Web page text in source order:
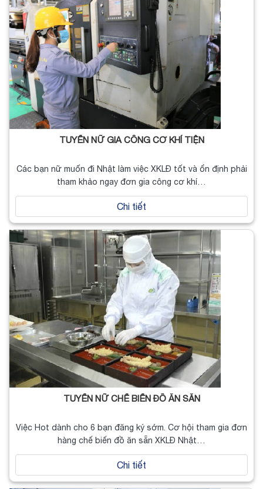
TUYỂN NỮ GIA CÔNG CƠ KHÍ TIỆN
Các bạn nữ muốn đi Nhật làm việc XKLĐ tốt và ổn định phải
tham khảo ngay đơn gia công cơ khí…
Chi tiết
TUYỂN NỮ CHẾ BIẾN ĐỒ ĂN SẴN
Việc Hot dành cho 6 bạn đăng ký sớm. Cơ hội tham gia đơn
hàng chế biến đồ ăn sẵn XKLĐ Nhật…
Chi tiết